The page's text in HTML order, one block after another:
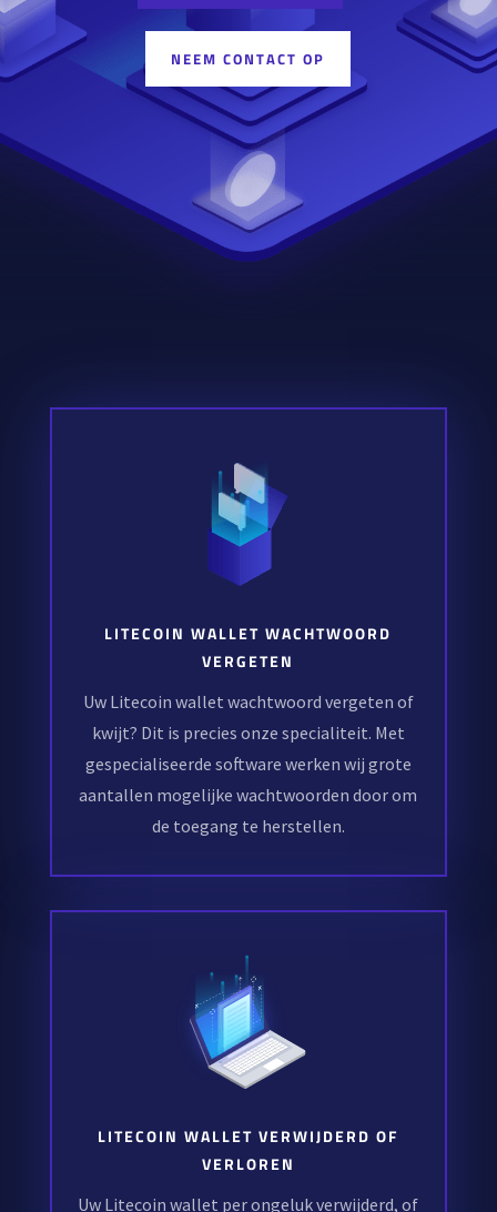
NEEM CONTACT OP
LITECOIN WALLET WACHTWOORD
VERGETEN
Uw Litecoin wallet wachtwoord vergeten of
kwijt? Dit is precies onze specialiteit. Met
gespecialiseerde software werken wij grote
aantallen mogelijke wachtwoorden door om
de toegang te herstellen.
LITECOIN WALLET VERWIJDERD OF
VERLOREN
Uw Litecoin wallet per ongeluk verwijderd, of